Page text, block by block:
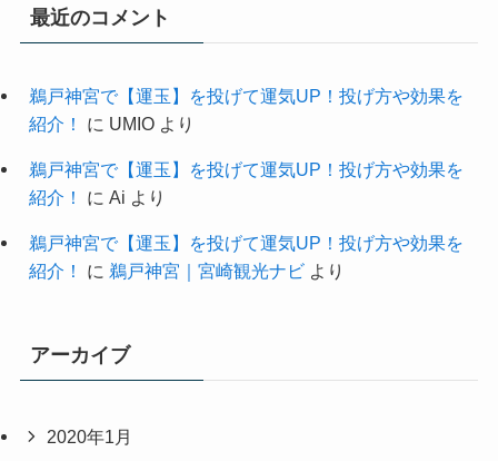
最近のコメント
鵜戸神宮で【運玉】を投げて運気UP！投げ方や効果を
紹介！
に UMIOより
鵜戸神宮で【運玉】を投げて運気UP！投げ方や効果を
紹介！
に Ai より
鵜戸神宮で【運玉】を投げて運気UP！投げ方や効果を
紹介！
に 鵜戸神宮｜宮崎観光ナビより
アーカイブ
2020年1月